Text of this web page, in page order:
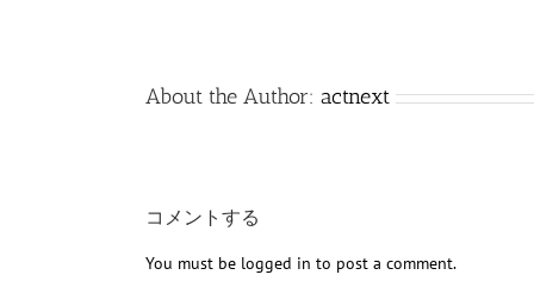
About the Author: actnext
コメントする
You must be logged in to post a comment.